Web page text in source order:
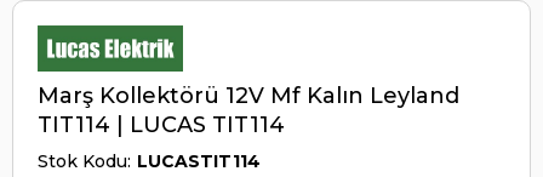
Marş Kollektörü 12V Mf Kalın Leyland
TIT114 | LUCAS TIT114
Stok Kodu LUCASTIT114